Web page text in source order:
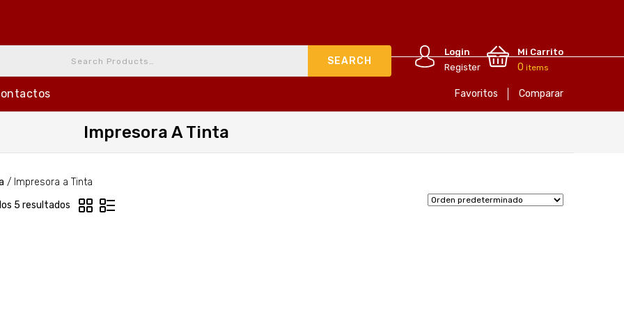
Login
Register
Mi Carrito
0 items
Favoritos Comparar
Impresora A Tinta
/ Impresora a Tinta
5 resultados